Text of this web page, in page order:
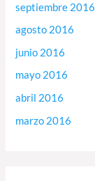
septiembre 2016
agosto 2016
junio 2016
mayo 2016
abril 2016
marzo 2016